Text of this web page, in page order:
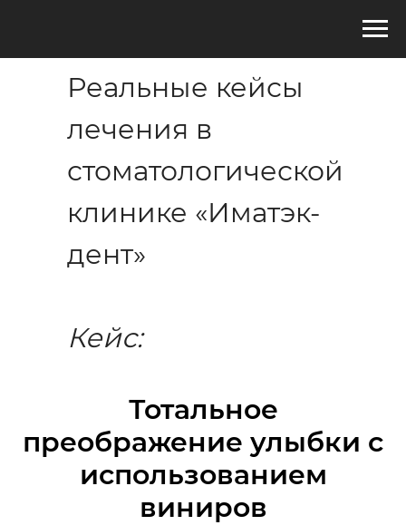
Реальные кейсы
лечения в
стоматологической
клинике «Иматэк-
дент»
Кейс:
Тотальное
преображение улыбки с
использованием
виниров